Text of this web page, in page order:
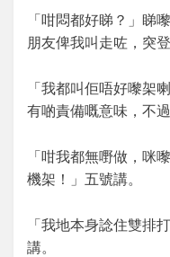
「咁悶都好睇？」睇
朋友俾我叫走咗，突
「我都叫佢唔好嚟架
有啲責備嘅意味，不
「咁我都無嘢做，咪
機架！」五號講。
「我地本身諗住雙排
講。